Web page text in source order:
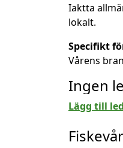
Iaktta
lokalt.
Specifikt
Vårens
Ingen
Lägg till led